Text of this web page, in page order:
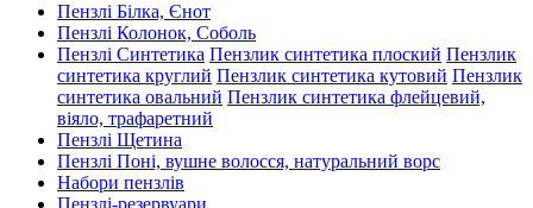
Пензлі Білка, Єнот
Пензлі Колонок, Соболь
Пензлі Синтетика Пензлик синтетика плоский Пензлик
синтетика круглий Пензлик синтетика кутовий Пензлик
синтетика овальний Пензлик синтетика флейцевий,
віяло, трафаретний
Пензлі Щетина
Пензлі Поні, вушне волосся, натуральний ворс
Набори пензлів
Пензлі-резервуари